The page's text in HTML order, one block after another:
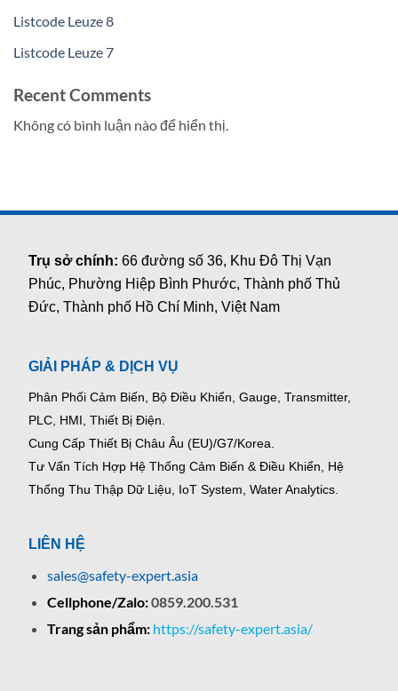
Listcode Leuze 8
Listcode Leuze 7
Recent Comments
Không có bình luận nào để hiển thị.
Trụ sở chính:66 đường số 36, Khu Đô Thị Vạn
Phúc, Phường Hiệp Bình Phước, Thành phố Thủ
Đức, Thành phố Hồ Chí Minh, Việt Nam
GIẢI PHÁP & DỊCH VỤ
Phân Phối Cảm Biến, Bộ Điều Khiển, Gauge, Transmitter,
PLC, HMI, Thiết Bị Điện.
Cung Cấp Thiết Bị Châu Âu (EU)/G7/Korea.
Tư Vấn Tích Hợp Hệ Thống Cảm Biến & Điều Khiển, Hệ
Thống Thu Thập Dữ Liệu, IoT System, Water Analytics.
LIÊN HỆ
sales@safety-expert.asia
Cellphone/Zalo:0859.200.531
Trang sản phẩm: https://safety-expert.asia/